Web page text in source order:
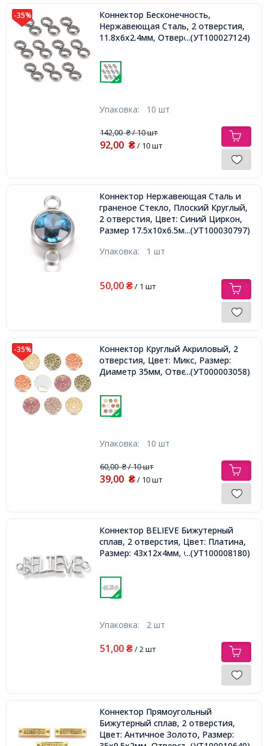
-35%
Коннектор Бесконечность,
Нержавеющая Сталь, 2 отверстия,
11.8х6х2.4мм, Отверстие 4мм,
...(УТ100027124)
Упаковка: 10 шт
142,00₴/ 10 шт
92,00 ₴/ 10 шт
Коннектор Нержавеющая Сталь и
граненое Стекло, Плоский Круглый,
2 отверстия, Цвет: Синий Циркон,
Размер 17.5х10х6.5мм, Отверстие
...(УТ100030797)
Упаковка: 1 шт
50,00 ₴/ 1 шт
-35%
Коннектор Круглый Акриловый, 2
отверстия, Цвет: Микс, Размер:
Диаметр 35мм, Отверстие 1.5мм,
...(УТ000003058)
Упаковка: 10 шт
60,00₴/ 10 шт
39,00 ₴/ 10 шт
Коннектор BELIEVE Бижутерный
сплав, 2 отверстия, Цвет: Платина,
Размер: 43x12x4мм, Отверстие 3мм,
...(УТ100008180)
Упаковка: 2 шт
51,00 ₴/ 2 шт
Коннектор Прямоугольный
Бижутерный сплав, 2 отверстия,
Цвет: Античное Золото, Размер: